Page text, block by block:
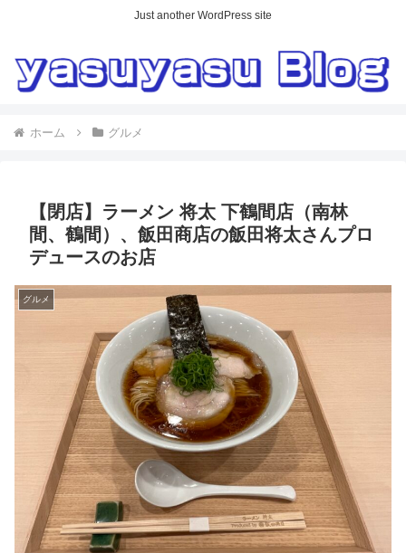
Just another WordPress site
ホーム グルメ
【閉店】ラーメン 将太 下鶴間店（南林
間、鶴間）、飯田商店の飯田将太さんプロ
デュースのお店
グルメ